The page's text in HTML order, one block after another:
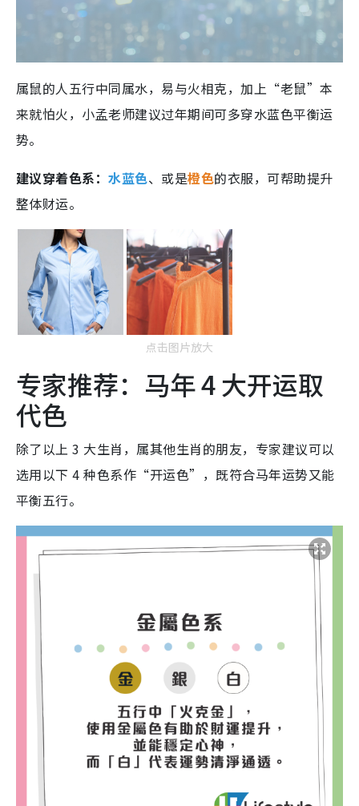
属鼠的人五行中同属水，易与火相克，加上“老鼠”本
来就怕火，小孟老师建议过年期间可多穿水蓝色平衡运
势。
建议穿着色系：水蓝色、或是橙色的衣服，可帮助提升
整体财运。
点击图片放大
专家推荐：马年 4 大开运取
代色
除了以上 3 大生肖，属其他生肖的朋友，专家建议可以
选用以下 4 种色系作“开运色”，既符合马年运势又能
平衡五行。